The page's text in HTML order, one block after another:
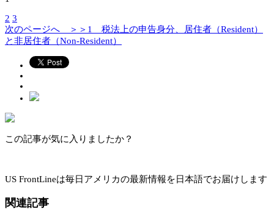
2 3
次のページへ ＞＞ 1 税法上の申告身分、居住者（Resident）
と非居住者（Non-Resident）
この記事が気に入りましたか？
US FrontLineは毎日アメリカの最新情報を日本語でお届けします
関連記事